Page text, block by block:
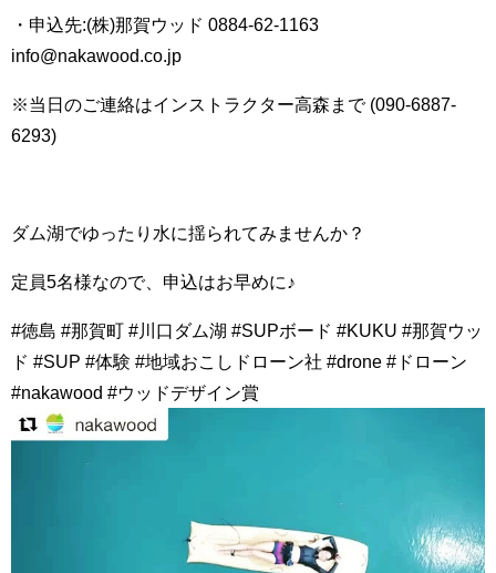
・申込先:(株)那賀ウッド 0884-62-1163
info@nakawood.co.jp
※当日のご連絡はインストラクター高森まで (090-6887-
6293)
ダム湖でゆったり水に揺られてみませんか？
定員5名様なので、申込はお早めに♪
#徳島 #那賀町 #川口ダム湖 #SUPボード #KUKU #那賀ウッ
ド #SUP #体験 #地域おこしドローン社 #drone #ドローン
#nakawood #ウッドデザイン賞